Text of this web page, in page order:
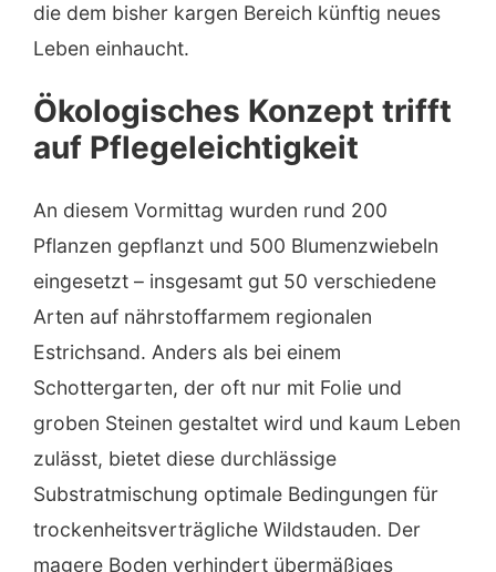
die dem bisher kargen Bereich künftig neues
Leben einhaucht.
Ökologisches Konzept trifft
auf Pflegeleichtigkeit
An diesem Vormittag wurden rund 200
Pflanzen gepflanzt und 500 Blumenzwiebeln
eingesetzt – insgesamt gut 50 verschiedene
Arten auf nährstoffarmem regionalen
Estrichsand. Anders als bei einem
Schottergarten, der oft nur mit Folie und
groben Steinen gestaltet wird und kaum Leben
zulässt, bietet diese durchlässige
Substratmischung optimale Bedingungen für
trockenheitsverträgliche Wildstauden. Der
magere Boden verhindert übermäßiges